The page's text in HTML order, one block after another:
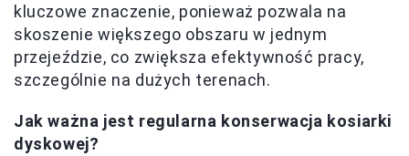
kluczowe znaczenie, ponieważ pozwala na
skoszenie większego obszaru w jednym
przejeździe, co zwiększa efektywność pracy,
szczególnie na dużych terenach.
Jak ważna jest regularna konserwacja kosiarki
dyskowej?